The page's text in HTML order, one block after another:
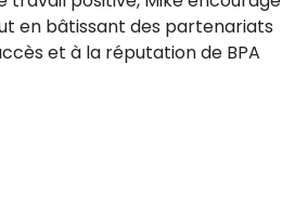
en bâtissant des partenariats
et à la réputation de BPA